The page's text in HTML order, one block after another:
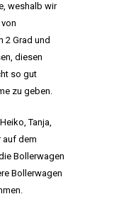
weshalb wir
2 Grad und
diesen
so gut
zu geben.
Tanja,
auf dem
Bollerwagen
Bollerwagen